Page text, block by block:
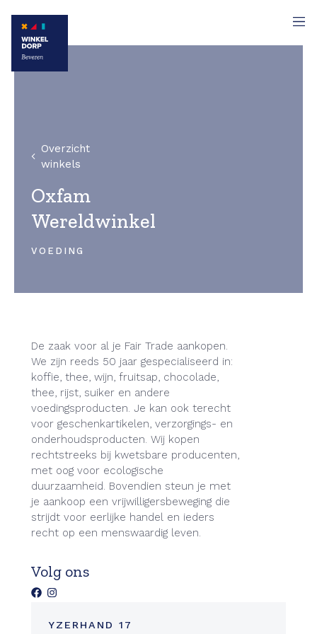
Overzicht
winkels
Oxfam
Wereldwinkel
VOEDING
De zaak voor al je Fair Trade aankopen.
We zijn reeds 50 jaar gespecialiseerd in:
koffie, thee, wijn, fruitsap, chocolade,
thee, rijst, suiker en andere
voedingsproducten. Je kan ook terecht
voor geschenkartikelen, verzorgings- en
onderhoudsproducten. Wij kopen
rechtstreeks bij kwetsbare producenten,
met oog voor ecologische
duurzaamheid. Bovendien steun je met
je aankoop een vrijwilligersbeweging die
strijdt voor eerlijke handel en ieders
recht op een menswaardig leven.
Volg ons
YZERHAND 17